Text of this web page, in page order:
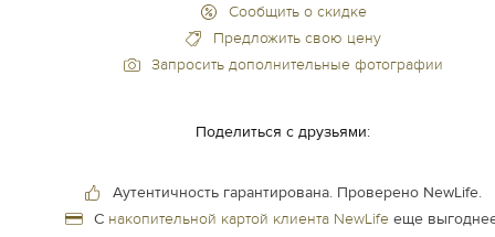
Сообщить о скидке
Предложить свою цену
Запросить дополнительные фотографии
Поделиться с друзьями:
Аутентичность гарантирована. Проверено NewLife.
С накопительной картой клиента NewLifeеще